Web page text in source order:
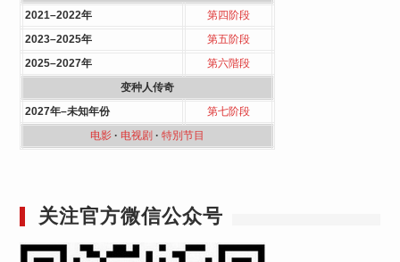
2021–2022年
第四阶段
2023–2025年
第五阶段
2025–2027年
第六階段
变种人传奇
2027年–未知年份
第七阶段
电影· 电视剧 · 特別节目
关注官方微信公众号